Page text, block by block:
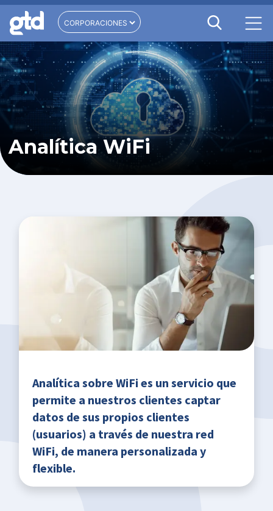
Analítica WiFi
Analítica sobre WiFi es un servicio que
permite a nuestros clientes captar
datos de sus propios clientes
(usuarios) a través de nuestra red
WiFi, de manera personalizada y
flexible.